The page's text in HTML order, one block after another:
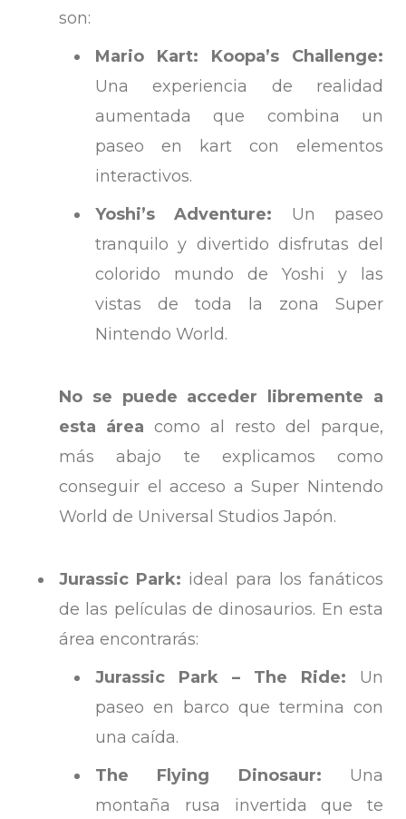
son:
Mario Kart: Koopa’s Challenge:
Una experiencia de realidad
aumentada que combina un
paseo en kart con elementos
interactivos.
Yoshi’s Adventure: Un paseo
tranquilo y divertido disfrutas del
colorido mundo de Yoshi y las
vistas de toda la zona Super
Nintendo World.
No se puede acceder libremente a
esta área como al resto del parque,
más abajo te explicamos como
conseguir el acceso a Super Nintendo
World de Universal Studios Japón.
Jurassic Park: ideal para los fanáticos
de las películas de dinosaurios. En esta
área encontrarás:
Jurassic Park – The Ride: Un
paseo en barco que termina con
una caída.
The Flying Dinosaur: Una
montaña rusa invertida que te